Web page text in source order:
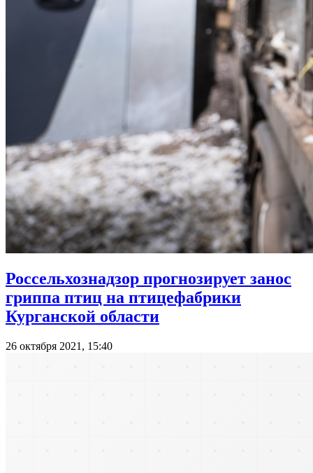
Россельхознадзор прогнозирует занос
гриппа птиц на птицефабрики
Курганской области
26 октября 2021, 15:40